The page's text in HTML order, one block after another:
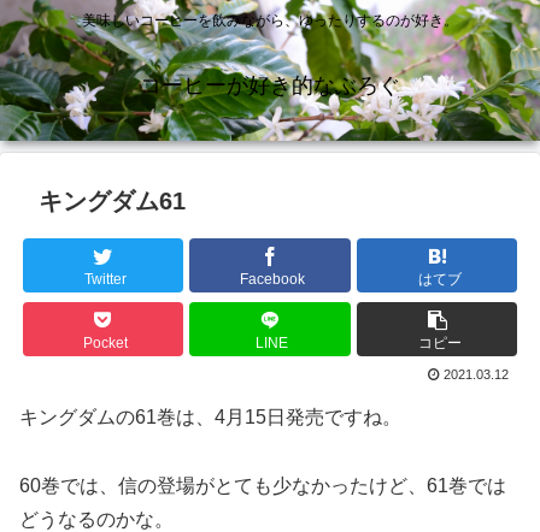
美味しいコーヒーを飲みながら、ゆったりするのが好き。
コーヒーが好き的なぶろぐ
キングダム61
Twitter Facebook はてブ
Pocket LINE コピー
2021.03.12
キングダムの61巻は、4月15日発売ですね。
60巻では、信の登場がとても少なかったけど、61巻では
どうなるのかな。